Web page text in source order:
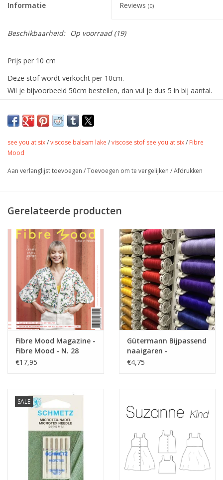
Informatie Reviews (0)
Beschikbaarheid: Op voorraad(19)
Prijs per 10 cm
Deze stof wordt verkocht per 10cm.
Wil je bijvoorbeeld 50cm bestellen, dan vul je dus 5 in bij aantal.
Mooie katoen Viscose Blend voor Florrie
van Fibre Mood.
Stofbreedte
135 cm
Toepassing
jurk, rok, broek, dekentje,
Oeko-Tex 100 klasse 1
gecertifiëerd door onze
producent
neen
see you at six/viscose balsam lake /viscose stof see you at six/ Fibre
Mood
Aan verlanglijst toevoegen /Toevoegen om te vergelijken /Afdrukken
Gerelateerde producten
Fibre Mood Magazine -
Fibre Mood - N. 28
€17,95
Gütermann Bijpassend
naaigaren -
Allesnaaigaren 200m
€4,75
SALE